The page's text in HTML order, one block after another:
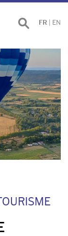
Effectuer
une
FR EN